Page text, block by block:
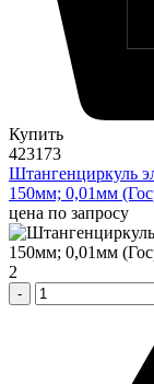
Купить
423173
Штангенциркуль
150мм; 0,01мм
цена по запросу
2